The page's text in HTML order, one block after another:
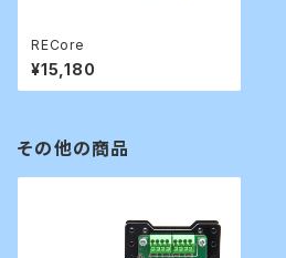
RECore
¥15,180
その他の商品